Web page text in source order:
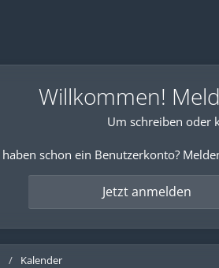
Willkommen!
Um schreiben oder
haben schon ein Benutzerkonto?
Jetzt anmelden
Kalender